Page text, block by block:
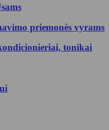
priemonės vyrams
tonikai